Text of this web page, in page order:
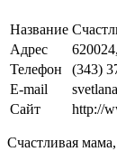
Название
Адрес
Телефон
(343)
E-mail
Сайт
http://
Счастливая